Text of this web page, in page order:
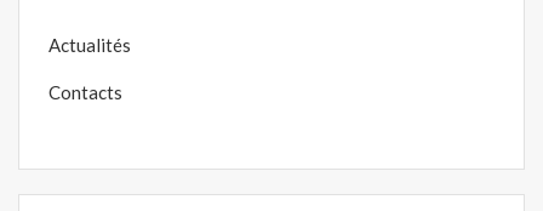
Actualités
Contacts